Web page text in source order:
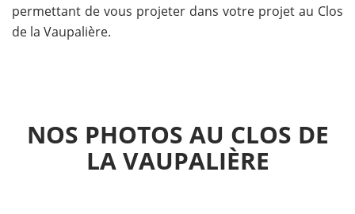
permettant de vous projeter dans votre projet au Clos
de la Vaupalière.
NOS PHOTOS AU CLOS DE
LA VAUPALIÈRE